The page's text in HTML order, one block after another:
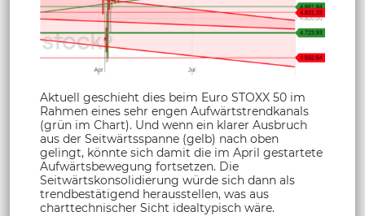
Aktuell geschieht dies beim Euro STOXX 50 im
Rahmen eines sehr engen Aufwärtstrendkanals
(grün im Chart). Und wenn ein klarer Ausbruch
aus der Seitwärtsspanne (gelb) nach oben
gelingt, könnte sich damit die im April gestartete
Aufwärtsbewegung fortsetzen. Die
Seitwärtskonsolidierung würde sich dann als
trendbestätigend herausstellen, was aus
charttechnischer Sicht idealtypisch wäre.